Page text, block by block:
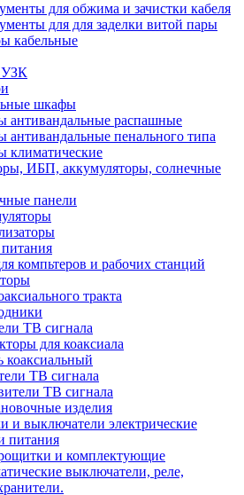
для обжима и зачистки кабеля
для для заделки витой пары
кабельные
шкафы
распашные
пенального типа
ИБП, аккумуляторы, солнечные
панели
компьтеров и рабочих станций
тракта
ТВ сигнала
для коаксиала
коаксиальный
ТВ сигнала
ТВ сигнала
изделия
и выключатели электрические
питания
и комплектующие
выключатели, реле,